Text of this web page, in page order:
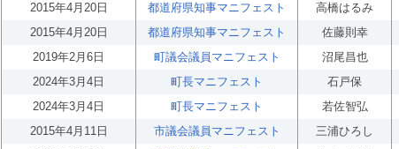
2015年4月20日 都道府県知事マニフェスト 高橋はるみ
2015年4月20日
都道府県知事マニフェスト 佐藤則幸
2019年2月6日
町議会議員マニフェスト 沼尾昌也
2024年3月4日
町長マニフェスト 石戸保
2024年3月4日
町長マニフェスト 若佐智弘
2015年4月11日
市議会議員マニフェスト 三浦ひろし